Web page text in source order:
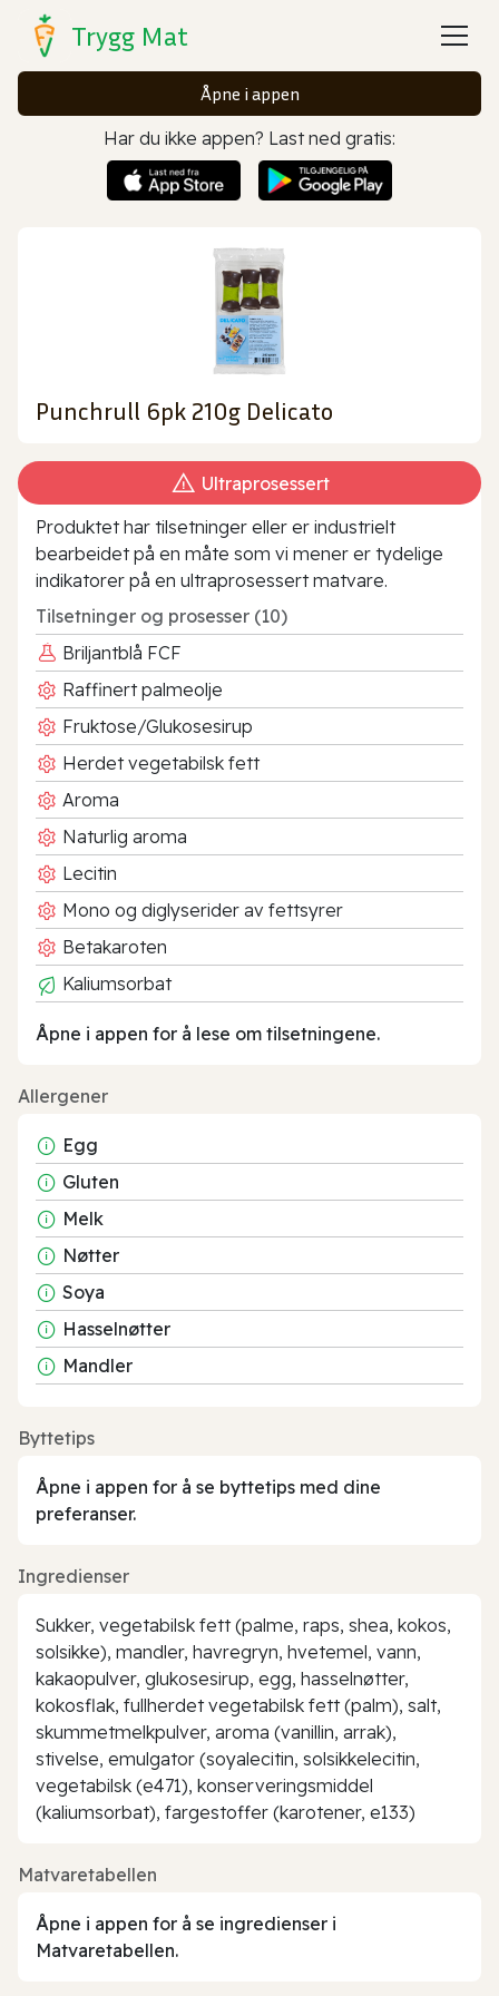
Trygg Mat
Åpne i appen
Har du ikke appen? Last ned gratis:
Punchrull 6pk 210g Delicato
Ultraprosessert
Produktet har tilsetninger eller er industrielt
bearbeidet på en måte som vi mener er tydelige
indikatorer på en ultraprosessert matvare.
Tilsetninger og prosesser (10)
Briljantblå FCF
Raffinert palmeolje
Fruktose/Glukosesirup
Herdet vegetabilsk fett
Aroma
Naturlig aroma
Lecitin
Mono og diglyserider av fettsyrer
Betakaroten
Kaliumsorbat
Åpne i appen for å lese om tilsetningene.
Allergener
Egg
Gluten
Melk
Nøtter
Soya
Hasselnøtter
Mandler
Byttetips
Åpne i appen for å se byttetips med dine
preferanser.
Ingredienser
Sukker, vegetabilsk fett (palme, raps, shea, kokos,
solsikke), mandler, havregryn, hvetemel, vann,
kakaopulver, glukosesirup, egg, hasselnøtter,
kokosflak, fullherdet vegetabilsk fett (palm), salt,
skummetmelkpulver, aroma (vanillin, arrak),
stivelse, emulgator (soyalecitin, solsikkelecitin,
vegetabilsk (e471), konserveringsmiddel
(kaliumsorbat), fargestoffer (karotener, e133)
Matvaretabellen
Åpne i appen for å se ingredienser i
Matvaretabellen.